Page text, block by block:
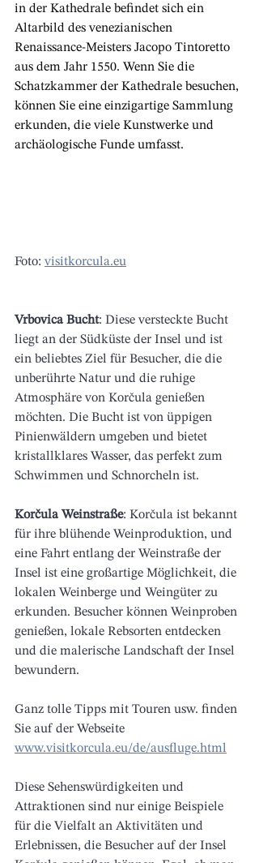
in der Kathedrale befindet sich ein
Altarbild des venezianischen
Renaissance-Meisters Jacopo Tintoretto
aus dem Jahr 1550. Wenn Sie die
Schatzkammer der Kathedrale besuchen,
können Sie eine einzigartige Sammlung
erkunden, die viele Kunstwerke und
archäologische Funde umfasst.
Foto: visitkorcula.eu
Vrbovica Bucht: Diese versteckte Bucht
liegt an der Südküste der Insel und ist
ein beliebtes Ziel für Besucher, die die
unberührte Natur und die ruhige
Atmosphäre von Korčula genießen
möchten. Die Bucht ist von üppigen
Pinienwäldern umgeben und bietet
kristallklares Wasser, das perfekt zum
Schwimmen und Schnorcheln ist.
Korčula Weinstraße: Korčula ist bekannt
für ihre blühende Weinproduktion, und
eine Fahrt entlang der Weinstraße der
Insel ist eine großartige Möglichkeit, die
lokalen Weinberge und Weingüter zu
erkunden. Besucher können Weinproben
genießen, lokale Rebsorten entdecken
und die malerische Landschaft der Insel
bewundern.
Ganz tolle Tipps mit Touren usw. finden
Sie auf der Webseite
www.visitkorcula.eu/de/ausfluge.html
Diese Sehenswürdigkeiten und
Attraktionen sind nur einige Beispiele
für die Vielfalt an Aktivitäten und
Erlebnissen, die Besucher auf der Insel